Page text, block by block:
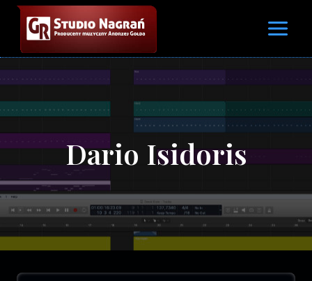
Przejdź
treści
Dario Isidoris